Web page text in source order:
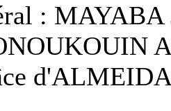
: MAYABA